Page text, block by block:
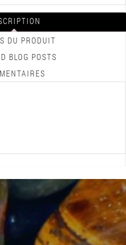
DU PRODUIT
BLOG POSTS